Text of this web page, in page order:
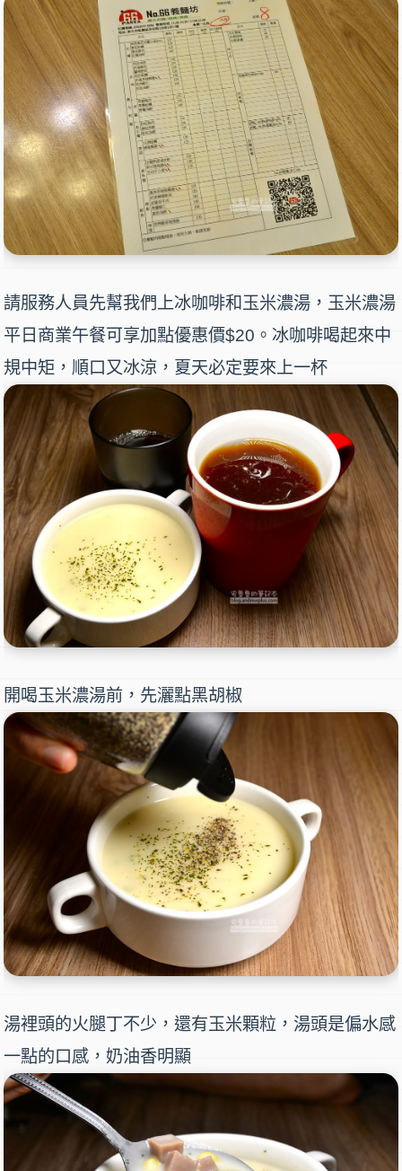
請服務人員先幫我們上冰咖啡和玉米濃湯，玉米濃湯
平日商業午餐可享加點優惠價$20。冰咖啡喝起來中
規中矩，順口又冰涼，夏天必定要來上一杯
開喝玉米濃湯前，先灑點黑胡椒
湯裡頭的火腿丁不少，還有玉米顆粒，湯頭是偏水感
一點的口感，奶油香明顯